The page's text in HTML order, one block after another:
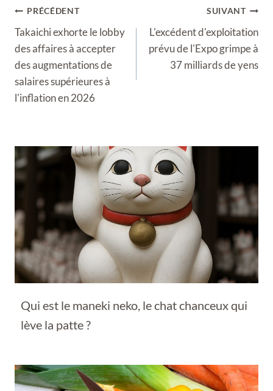
Navigation
de
l’article
PRÉCÉDENT
Takaichi exhorte le lobby
des affaires à accepter
des augmentations de
salaires supérieures à
l'inflation en 2026
SUIVANT
L'excédent d'exploitation
prévu de l'Expo grimpe à
37 milliards de yens
Qui est le maneki neko, le chat chanceux qui
lève la patte ?